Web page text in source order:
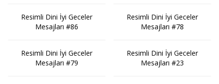
Resimli Dini İyi Geceler
Mesajları #86
Resimli Dini İyi Geceler
Mesajları #79
Resimli Dini İyi Geceler
Mesajları #78
Resimli Dini İyi Geceler
Mesajları #23